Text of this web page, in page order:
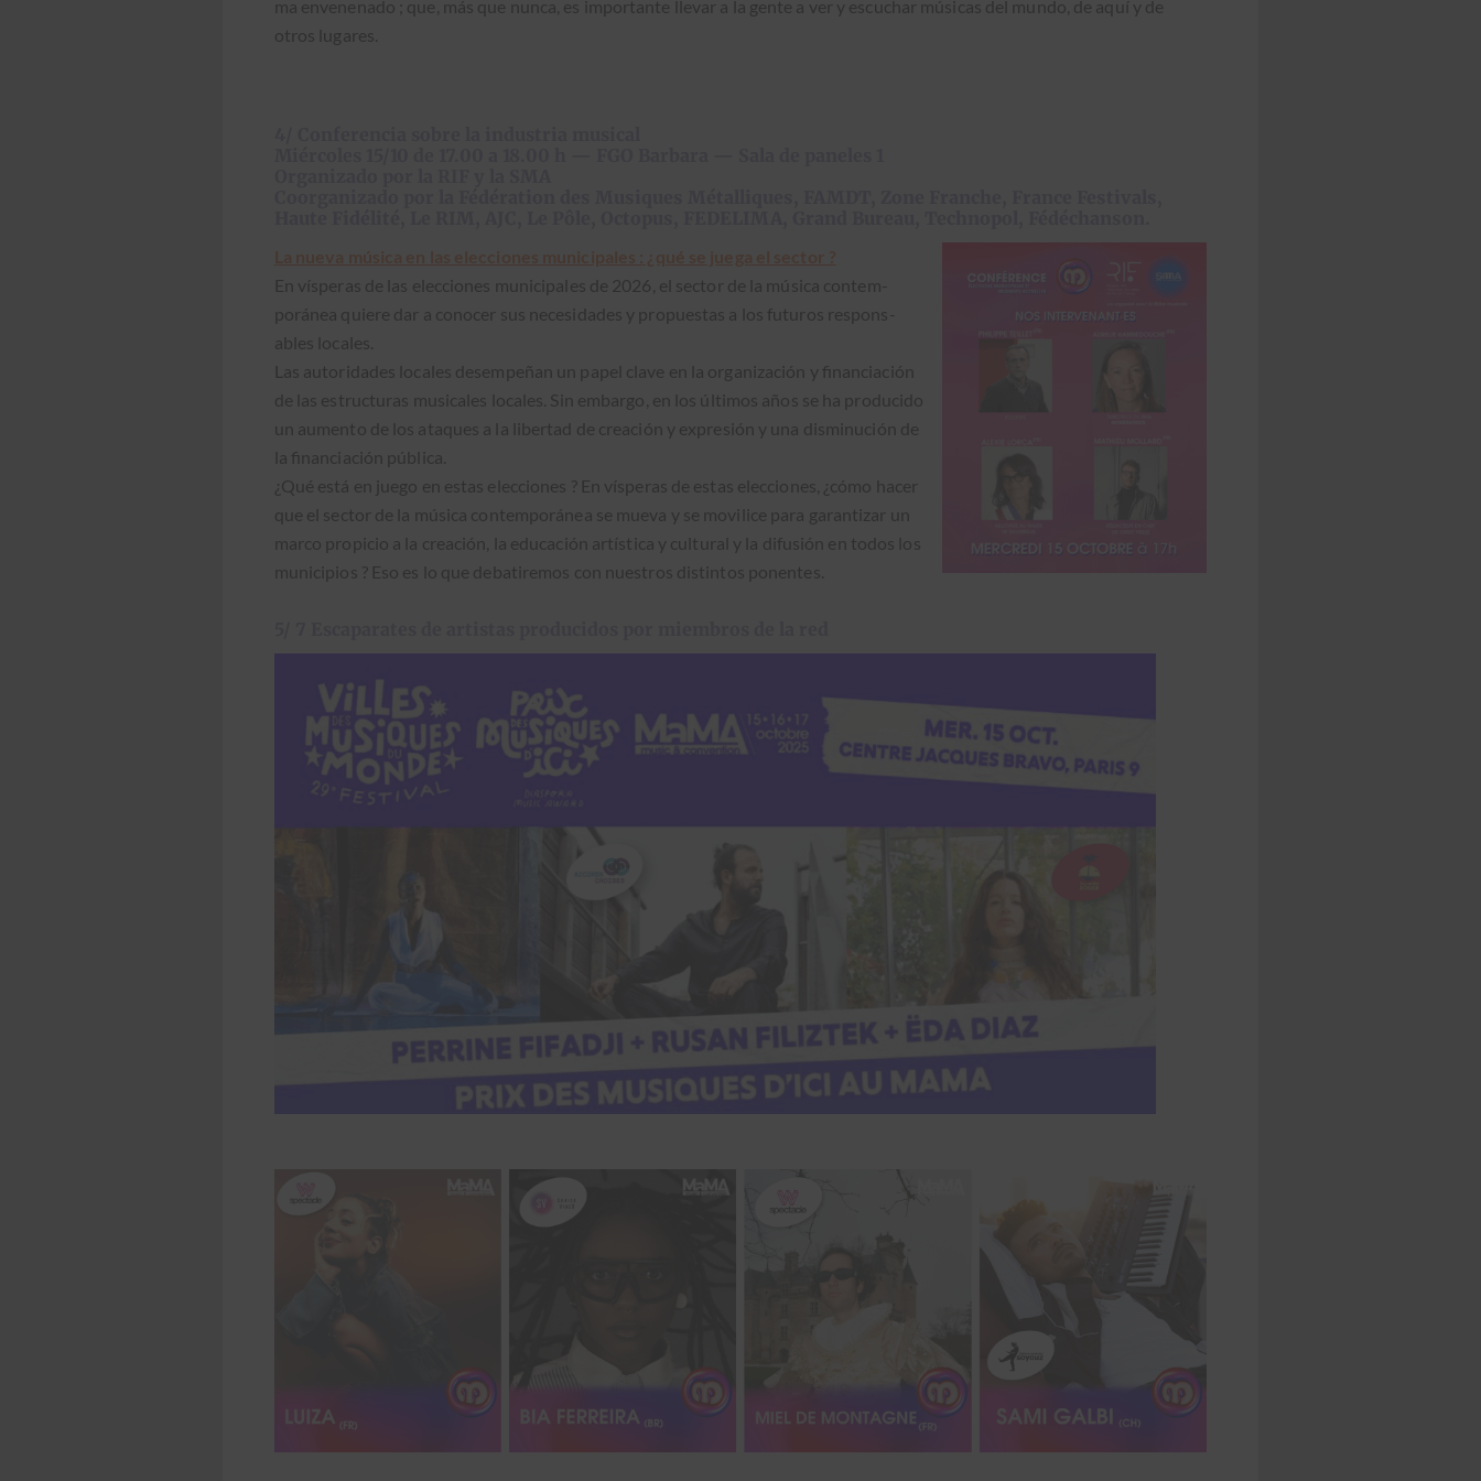
ma enve­ne­na­do ; que, más que nun­ca, es impor­tante lle­var a la gente a ver y escuchar músi­cas del mun­do, de aquí y de
otros lugares.
La nue­va músi­ca en las elec­ciones munic­i­pales : ¿qué se jue­ga el sec­tor ?
En vísperas de las elec­ciones munic­i­pales de 2026, el sec­tor de la músi­ca con­tem­
poránea quiere dar a cono­cer sus necesi­dades y prop­ues­tas a los futur­os respon­s­
ables locales.
Las autori­dades locales desem­peñan un papel clave en la orga­ni­zación y finan­ciación
de las estruc­turas musi­cales locales. Sin embar­go, en los últi­mos años se ha pro­duci­do
un aumen­to de los ataques a la lib­er­tad de creación y expre­sión y una dis­min­u­ción de
la finan­ciación públi­ca.
¿Qué está en juego en estas elec­ciones ? En vísperas de estas elec­ciones, ¿cómo hac­er
que el sec­tor de la músi­ca con­tem­poránea se mue­va y se movil­ice para garan­ti­zar un
mar­co prop­i­cio a la creación, la edu­cación artís­ti­ca y cul­tur­al y la difusión en todos los
munici­p­ios ? Eso es lo que debatire­mos con nue­stros dis­tin­tos ponentes.